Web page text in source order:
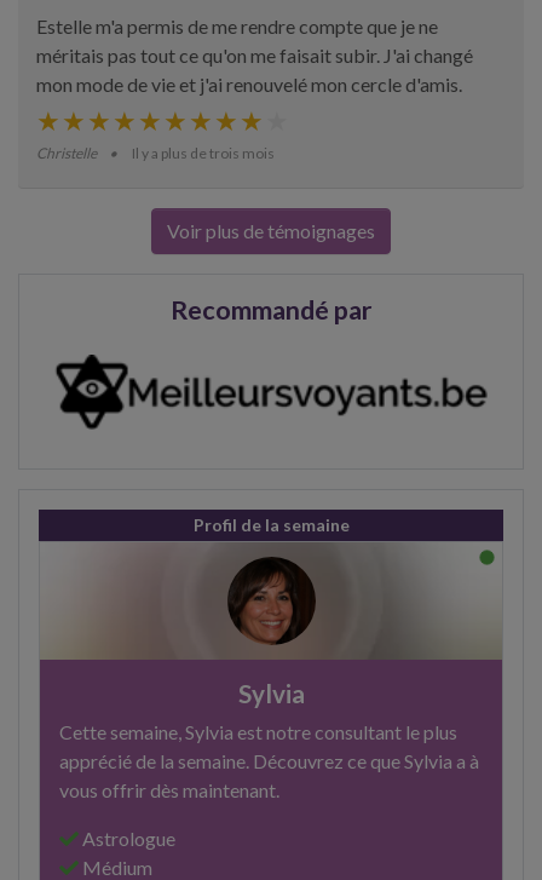
Estelle m'a permis de me rendre compte que je ne
méritais pas tout ce qu'on me faisait subir. J'ai changé
mon mode de vie et j'ai renouvelé mon cercle d'amis.
Christelle Il y a plus de trois mois
Voir plus de témoignages
Recommandé par
Profil de la semaine
Sylvia
Cette semaine, Sylvia est notre consultant le plus
apprécié de la semaine. Découvrez ce que Sylvia a à
vous offrir dès maintenant.
Astrologue
Médium